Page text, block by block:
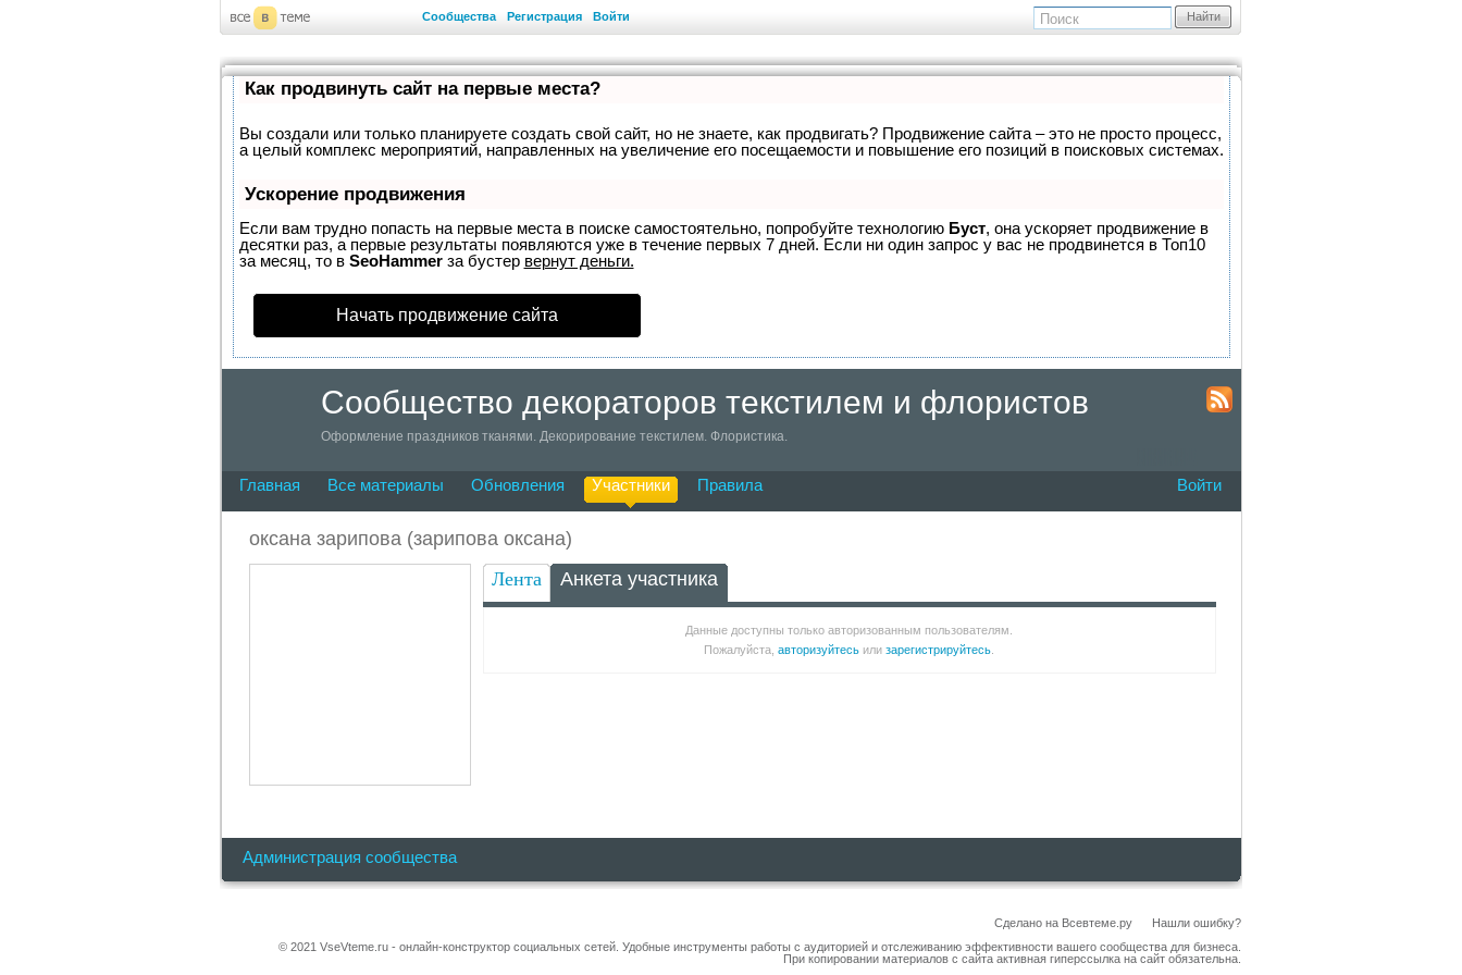
Сообщества Регистрация Войти Найти
Как продвинуть сайт на первые места?
Вы создали или только планируете создать свой сайт, но не знаете, как продвигать? Продвижение сайта – это не просто процесс,
а целый комплекс мероприятий, направленных на увеличение его посещаемости и повышение его позиций в поисковых системах.
Ускорение продвижения
Если вам трудно попасть на первые места в поиске самостоятельно, попробуйте технологию Буст, она ускоряет продвижение в
десятки раз, а первые результаты появляются уже в течение первых 7 дней. Если ни один запрос у вас не продвинется в Топ10
за месяц, то в SeoHammerза бустер вернут деньги.
Начать продвижение сайта
Сообщество декораторов текстилем и флористов
Оформление праздников тканями. Декорирование текстилем. Флористика.
Главная Все материалы Обновления Участники Правила Войти
оксана зарипова (зарипова оксана)
Лента
Анкета участника
Данные доступны только авторизованным пользователям.
Пожалуйста, авторизуйтесь или зарегистрируйтесь
Администрация сообщества
Сделано на Всевтеме.ру
Нашли ошибку?
© 2021 VseVteme.ru - онлайн-конструктор социальных сетей. Удобные инструменты работы с аудиторией и отслеживанию эффективности вашего сообщества для бизнеса.
При копировании материалов с сайта активная гиперссылка на сайт обязательна.